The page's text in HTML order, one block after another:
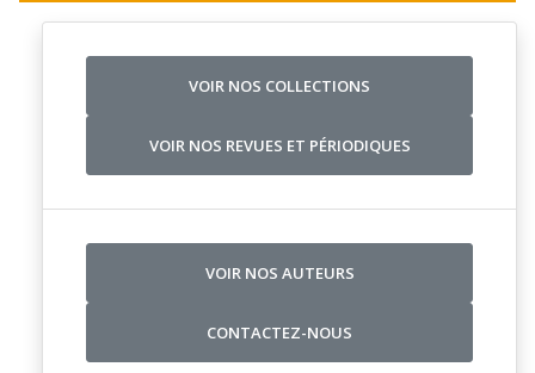
VOIR NOS COLLECTIONS
VOIR NOS REVUES ET PÉRIODIQUES
VOIR NOS AUTEURS
CONTACTEZ-NOUS